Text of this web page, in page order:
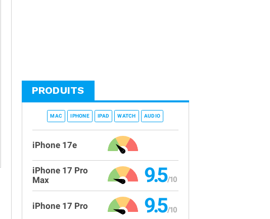
PRODUITS
MAC IPHONE IPAD WATCH AUDIO
iPhone 17e
iPhone 17 Pro
Max
9.5
iPhone 17 Pro 9.5